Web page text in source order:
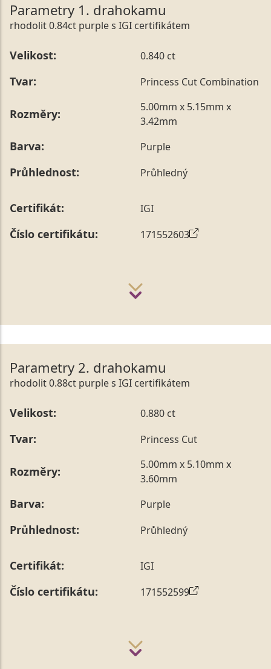
Parametry 1. drahokamu
rhodolit 0.84ct purple s IGI certifikátem
Velikost: 0.840 ct
Tvar: Princess Cut Combination
Rozměry:
5.00mm x 5.15mm x
3.42mm
Barva: Purple
Průhlednost: Průhledný
Certifikát: IGI
Číslo certifikátu: 171552603
Parametry 2. drahokamu
rhodolit 0.88ct purple s IGI certifikátem
Velikost: 0.880 ct
Tvar: Princess Cut
Rozměry:
5.00mm x 5.10mm x
3.60mm
Barva: Purple
Průhlednost: Průhledný
Certifikát: IGI
Číslo certifikátu: 171552599